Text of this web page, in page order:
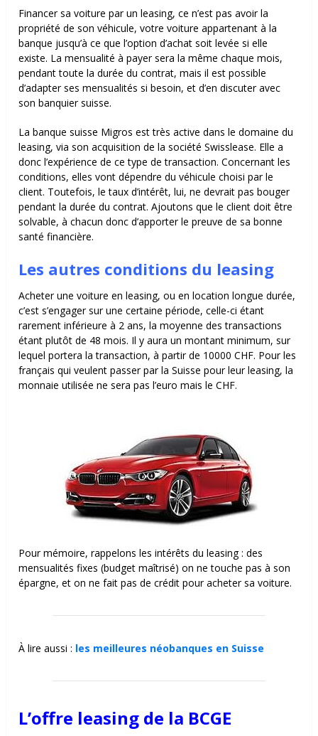
Financer sa voiture par un leasing, ce n’est pas avoir la
propriété de son véhicule, votre voiture appartenant à la
banque jusqu’à ce que l’option d’achat soit levée si elle
existe. La mensualité à payer sera la même chaque mois,
pendant toute la durée du contrat, mais il est possible
d’adapter ses mensualités si besoin, et d’en discuter avec
son banquier suisse.
La banque suisse Migros est très active dans le domaine du
leasing, via son acquisition de la société Swisslease. Elle a
donc l’expérience de ce type de transaction. Concernant les
conditions, elles vont dépendre du véhicule choisi par le
client. Toutefois, le taux d’intérêt, lui, ne devrait pas bouger
pendant la durée du contrat. Ajoutons que le client doit être
solvable, à chacun donc d’apporter le preuve de sa bonne
santé financière.
Les autres conditions du leasing
Acheter une voiture en leasing, ou en location longue durée,
c’est s’engager sur une certaine période, celle-ci étant
rarement inférieure à 2 ans, la moyenne des transactions
étant plutôt de 48 mois. Il y aura un montant minimum, sur
lequel portera la transaction, à partir de 10000 CHF. Pour les
français qui veulent passer par la Suisse pour leur leasing, la
monnaie utilisée ne sera pas l’euro mais le CHF.
Pour mémoire, rappelons les intérêts du leasing : des
mensualités fixes (budget maîtrisé) on ne touche pas à son
épargne, et on ne fait pas de crédit pour acheter sa voiture.
À lire aussi : les meilleures néobanques en Suisse
L’offre leasing de la BCGE